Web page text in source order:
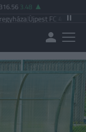
316.56 3.48
FC4-2Debreceni VSC